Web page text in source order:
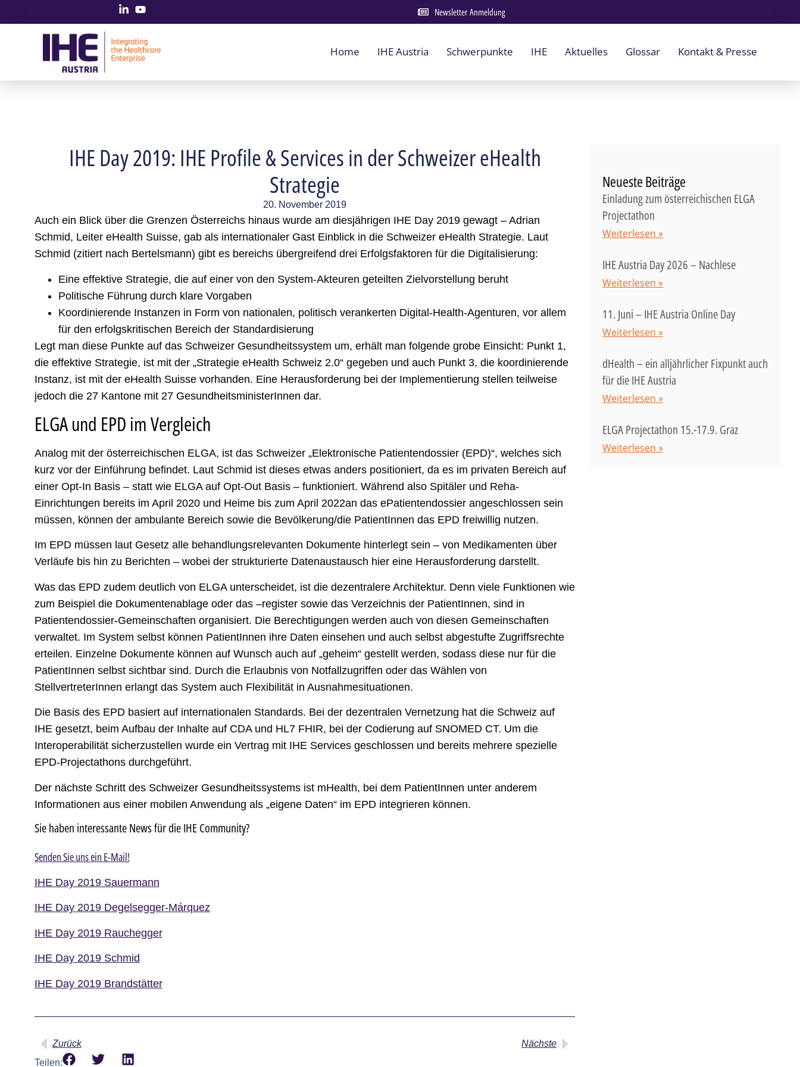
Newsletter Anmeldung
Home IHE Austria Schwerpunkte IHE Aktuelles Glossar Kontakt & Presse
IHE Day 2019: IHE Profile & Services in der Schweizer eHealth
Strategie
20. November 2019
Auch ein Blick über die Grenzen Österreichs hinaus wurde am diesjährigen IHE Day 2019 gewagt – Adrian
Schmid, Leiter eHealth Suisse, gab als internationaler Gast Einblick in die Schweizer eHealth Strategie. Laut
Schmid (zitiert nach Bertelsmann) gibt es bereichs übergreifend drei Erfolgsfaktoren für die Digitalisierung:
Eine effektive Strategie, die auf einer von den System-Akteuren geteilten Zielvorstellung beruht
Politische Führung durch klare Vorgaben
Koordinierende Instanzen in Form von nationalen, politisch verankerten Digital-Health-Agenturen, vor allem
für den erfolgskritischen Bereich der Standardisierung
Legt man diese Punkte auf das Schweizer Gesundheitssystem um, erhält man folgende grobe Einsicht: Punkt 1,
die effektive Strategie, ist mit der „Strategie eHealth Schweiz 2.0“ gegeben und auch Punkt 3, die koordinierende
Instanz, ist mit der eHealth Suisse vorhanden. Eine Herausforderung bei der Implementierung stellen teilweise
jedoch die 27 Kantone mit 27 GesundheitsministerInnen dar.
ELGA und EPD im Vergleich
Analog mit der österreichischen ELGA, ist das Schweizer „Elektronische Patientendossier (EPD)“, welches sich
kurz vor der Einführung befindet. Laut Schmid ist dieses etwas anders positioniert, da es im privaten Bereich auf
einer Opt-In Basis – statt wie ELGA auf Opt-Out Basis – funktioniert. Während also Spitäler und Reha-
Einrichtungen bereits im April 2020 und Heime bis zum April 2022an das ePatientendossier angeschlossen sein
müssen, können der ambulante Bereich sowie die Bevölkerung/die PatientInnen das EPD freiwillig nutzen.
Im EPD müssen laut Gesetz alle behandlungsrelevanten Dokumente hinterlegt sein – von Medikamenten über
Verläufe bis hin zu Berichten – wobei der strukturierte Datenaustausch hier eine Herausforderung darstellt.
Was das EPD zudem deutlich von ELGA unterscheidet, ist die dezentralere Architektur. Denn viele Funktionen wie
zum Beispiel die Dokumentenablage oder das –register sowie das Verzeichnis der PatientInnen, sind in
Patientendossier-Gemeinschaften organisiert. Die Berechtigungen werden auch von diesen Gemeinschaften
verwaltet. Im System selbst können PatientInnen ihre Daten einsehen und auch selbst abgestufte Zugriffsrechte
erteilen. Einzelne Dokumente können auf Wunsch auch auf „geheim“ gestellt werden, sodass diese nur für die
PatientInnen selbst sichtbar sind. Durch die Erlaubnis von Notfallzugriffen oder das Wählen von
StellvertreterInnen erlangt das System auch Flexibilität in Ausnahmesituationen.
Die Basis des EPD basiert auf internationalen Standards. Bei der dezentralen Vernetzung hat die Schweiz auf
IHE gesetzt, beim Aufbau der Inhalte auf CDA und HL7 FHIR, bei der Codierung auf SNOMED CT. Um die
Interoperabilität sicherzustellen wurde ein Vertrag mit IHE Services geschlossen und bereits mehrere spezielle
EPD-Projectathons durchgeführt.
Der nächste Schritt des Schweizer Gesundheitssystems ist mHealth, bei dem PatientInnen unter anderem
Informationen aus einer mobilen Anwendung als „eigene Daten“ im EPD integrieren können.
Sie haben interessante News für die IHE Community?
Senden Sie uns ein E-Mail!
IHE Day 2019 Sauermann
IHE Day 2019 Degelsegger-Márquez
IHE Day 2019 Rauchegger
IHE Day 2019 Schmid
IHE Day 2019 Brandstätter
Zurück
Nächste
Teilen:
Neueste Beiträge
Einladung zum österreichischen ELGA
Projectathon
Weiterlesen »
IHE Austria Day 2026 – Nachlese
Weiterlesen »
11. Juni – IHE Austria Online Day
Weiterlesen »
dHealth – ein alljährlicher Fixpunkt auch
für die IHE Austria
Weiterlesen »
ELGA Projectathon 15.-17.9. Graz
Weiterlesen »